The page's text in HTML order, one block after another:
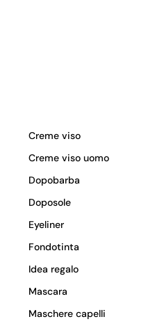
Creme viso
Creme viso uomo
Dopobarba
Doposole
Eyeliner
Fondotinta
Idea regalo
Mascara
Maschere capelli